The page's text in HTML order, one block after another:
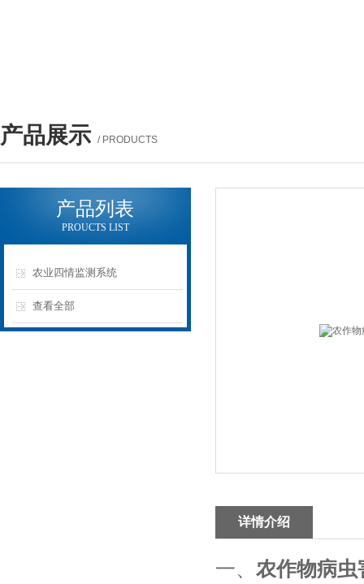
产品展示 / PRODUCTS
产品列表
PROUCTS LIST
农业四情监测系统
查看全部
详情介绍
一、 农作物病虫